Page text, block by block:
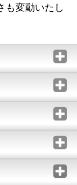
も変動いたし